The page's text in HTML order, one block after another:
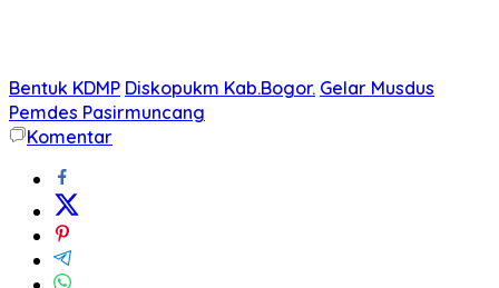
Bentuk KDMP Diskopukm Kab.Bogor. Gelar Musdus
Pemdes Pasirmuncang
Komentar